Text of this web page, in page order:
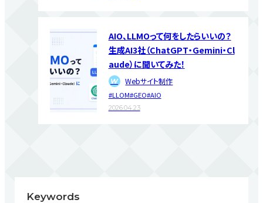
AIO、LLMOって何をしたらいいの？
生成AI3社（ChatGPT・Gemini・Cl
aude）に聞いてみた！
W Webサイト制作
#LLOM#GEO#AIO
2026.04.23
Keywords